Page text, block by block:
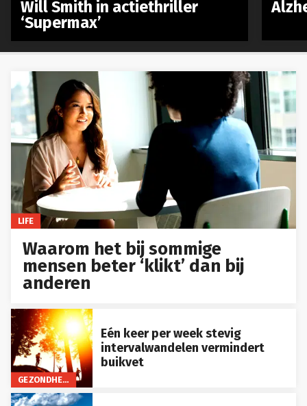
LIFE
Waarom het bij sommige
mensen beter ‘klikt’ dan bij
anderen
GEZONDHEID
Eén keer per week stevig
intervalwandelen vermindert
buikvet
Will Smith in actiethriller
‘Supermax’